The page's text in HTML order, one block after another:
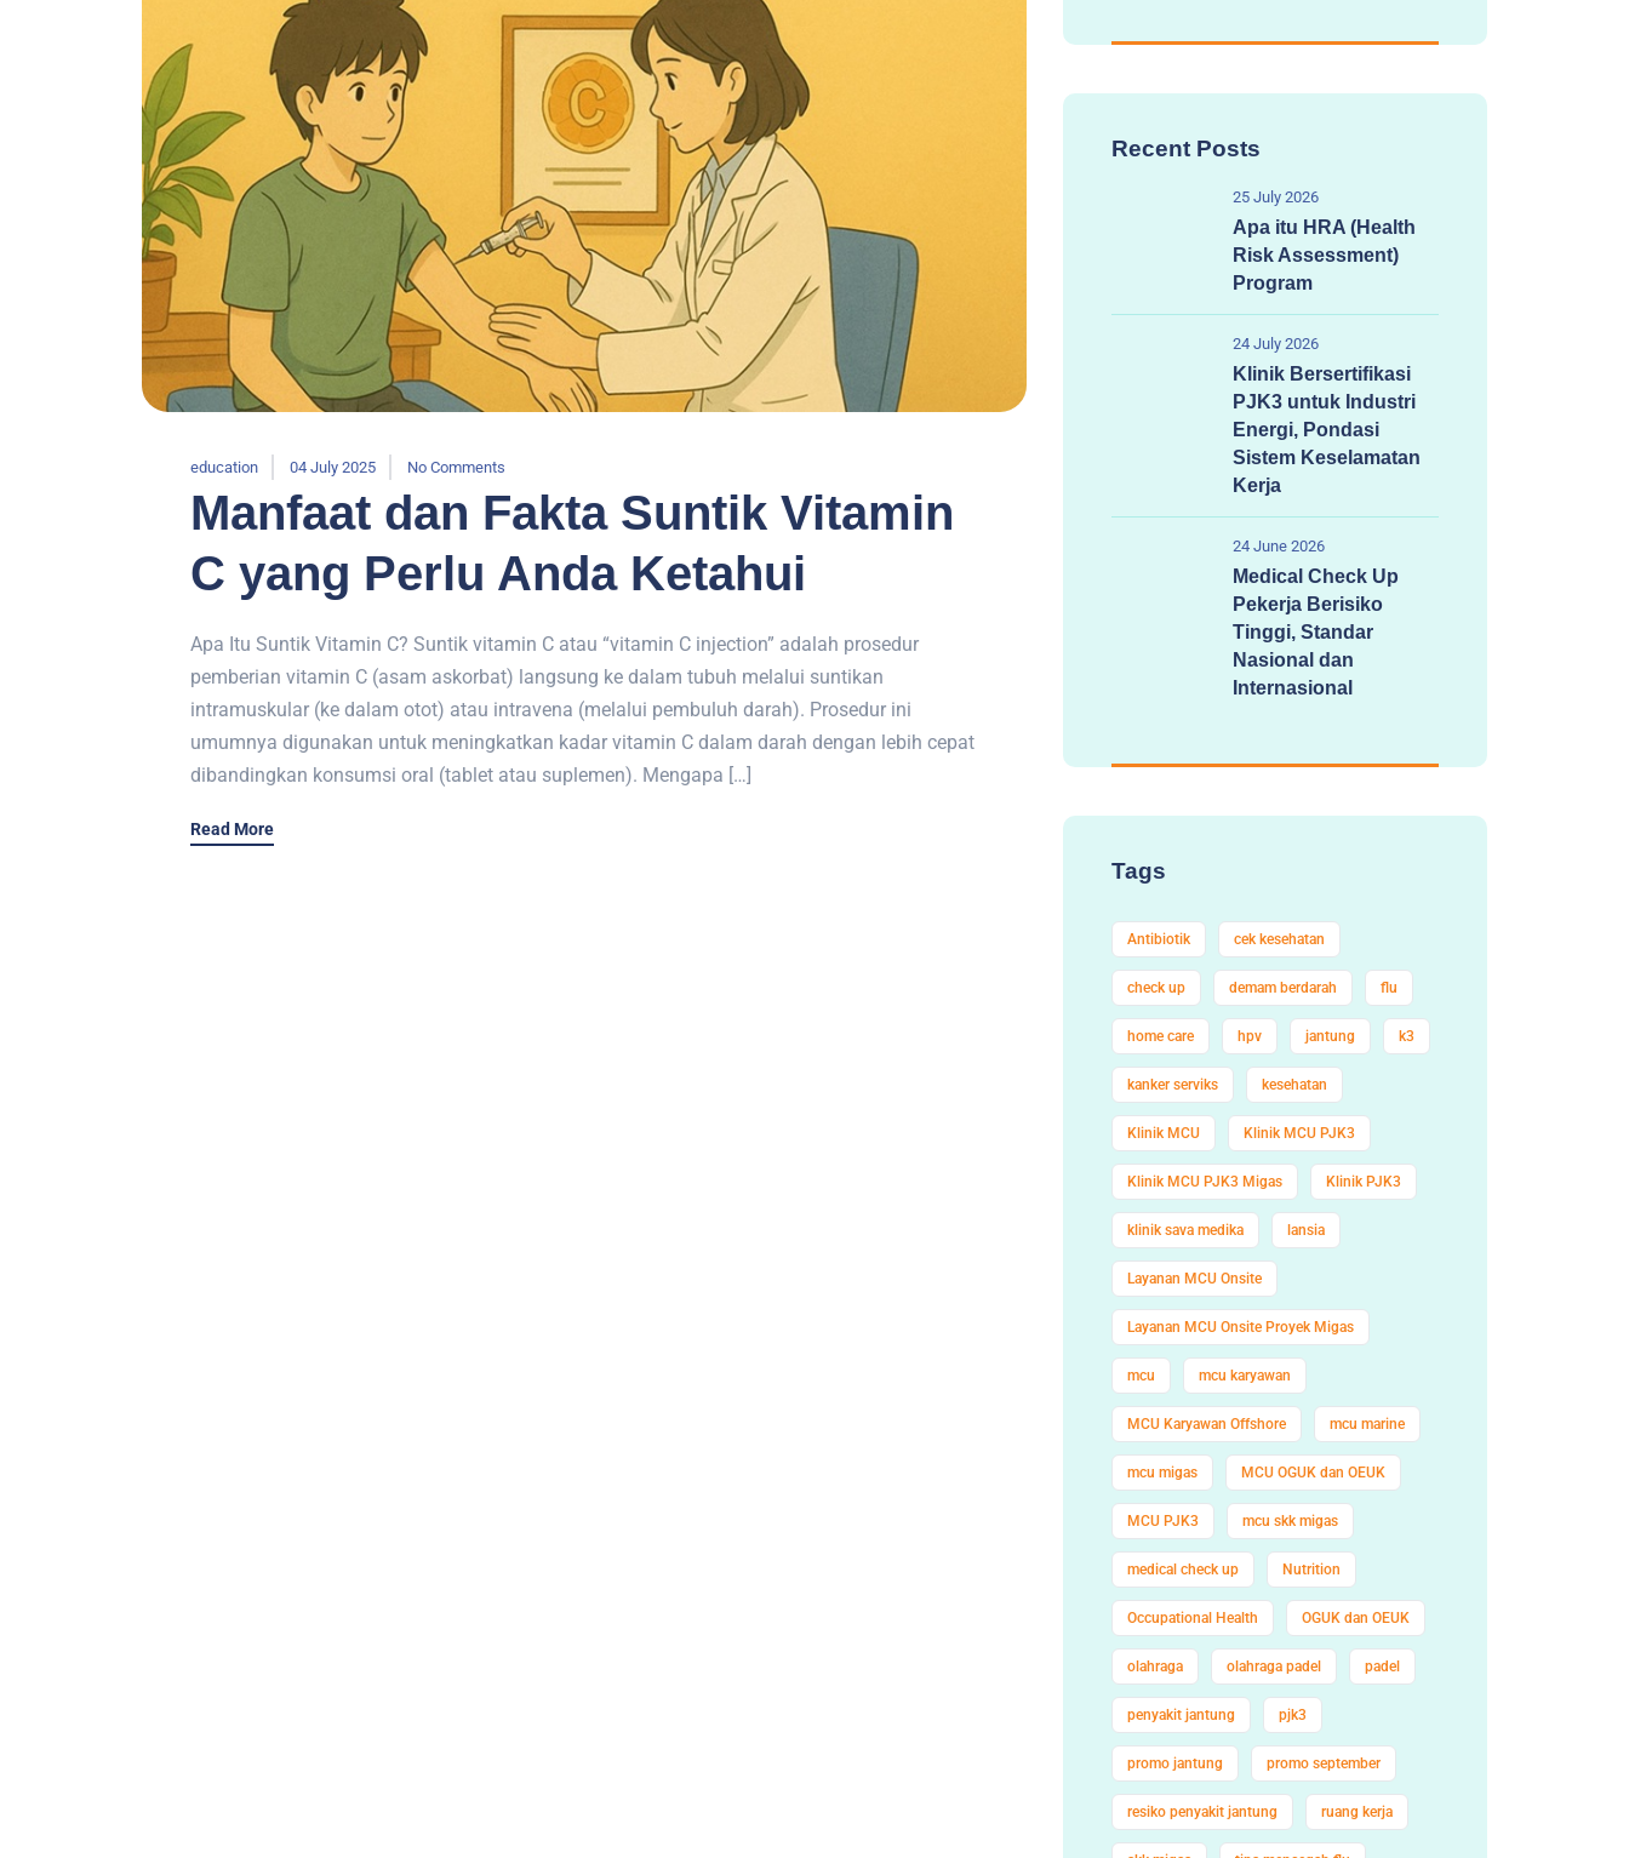
education 04 July 2025 No Comments
Manfaat dan Fakta Suntik Vitamin
C yang Perlu Anda Ketahui
Apa Itu Suntik Vitamin C? Suntik vitamin C atau “vitamin C injection” adalah prosedur
pemberian vitamin C (asam askorbat) langsung ke dalam tubuh melalui suntikan
intramuskular (ke dalam otot) atau intravena (melalui pembuluh darah). Prosedur ini
umumnya digunakan untuk meningkatkan kadar vitamin C dalam darah dengan lebih cepat
dibandingkan konsumsi oral (tablet atau suplemen). Mengapa […]
Read More
Recent Posts
25 July 2026
Apa itu HRA (Health
Risk Assessment)
Program
24 July 2026
Klinik Bersertifikasi
PJK3 untuk Industri
Energi, Pondasi
Sistem Keselamatan
Kerja
24 June 2026
Medical Check Up
Pekerja Berisiko
Tinggi, Standar
Nasional dan
Internasional
Tags
Antibiotik cek kesehatan
check up demam berdarah flu
home care hpv jantung k3
kanker serviks kesehatan
Klinik MCU Klinik MCU PJK3
Klinik MCU PJK3 Migas Klinik PJK3
klinik sava medika lansia
Layanan MCU Onsite
Layanan MCU Onsite Proyek Migas
mcu mcu karyawan
MCU Karyawan Offshore mcu marine
mcu migas MCU OGUK dan OEUK
MCU PJK3 mcu skk migas
medical check up Nutrition
Occupational Health OGUK dan OEUK
olahraga olahraga padel padel
penyakit jantung pjk3
promo jantung promo september
resiko penyakit jantung ruang kerja